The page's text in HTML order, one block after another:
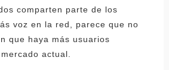
comparten parte de los
voz en la red, parece que no
que haya más usuarios
actual.